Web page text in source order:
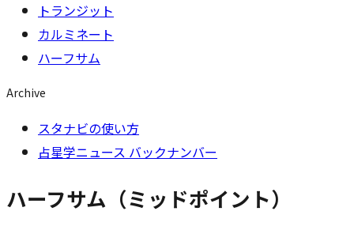
トランジット
カルミネート
ハーフサム
Archive
スタナビの使い方
占星学ニュース バックナンバー
ハーフサム（ミッドポイント）